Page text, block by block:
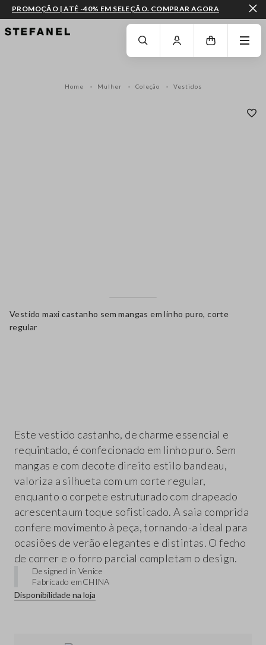
IR PARA O CONTEÚDO PRINCIPAL DESÇA ATÉ AO FIM DA PÁGINA
PROMOÇÃO | ATÉ -40% EM SELEÇÃO. COMPRAR AGORA
Home Mulher Coleção Vestidos
Vestido maxi castanho sem mangas em linho puro, corte
regular
Este vestido castanho, de charme essencial e
requintado, é confecionado em linho puro. Sem
mangas e com decote direito estilo bandeau,
valoriza a silhueta com um corte regular,
enquanto o corpete estruturado com drapeado
acrescenta um toque sofisticado. A saia comprida
confere movimento à peça, tornando-a ideal para
ocasiões de verão elegantes e distintas. O fecho
de correr e o forro parcial completam o design.
Designed in Venice
Fabricado emCHINA
Disponibilidade na loja